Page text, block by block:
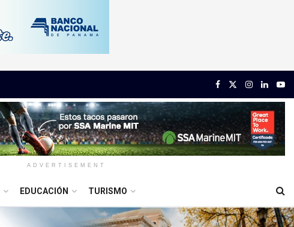
ADVERTISEMENT
EDUCACIÓN TURISMO